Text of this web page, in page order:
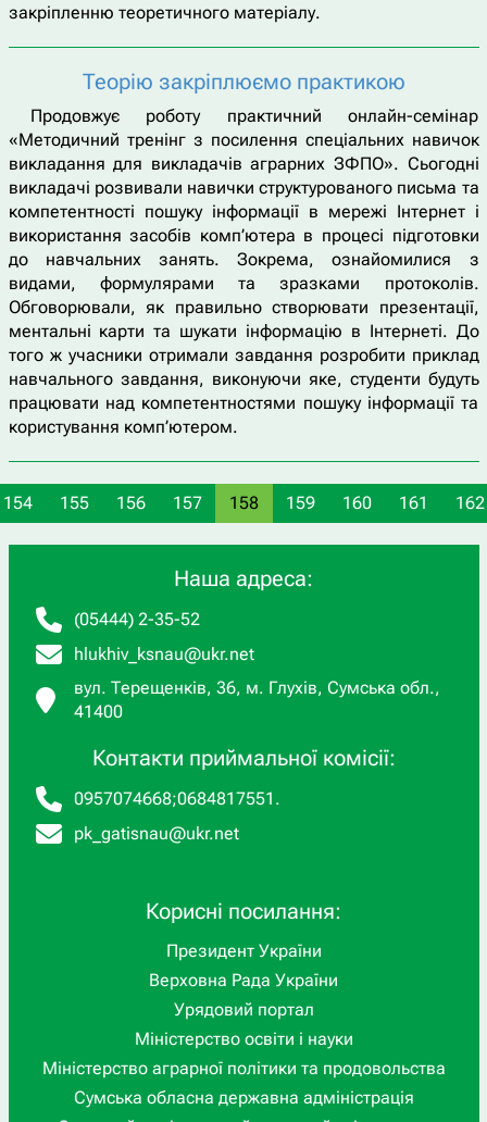
закріпленню теоретичного матеріалу.
Теорію закріплюємо практикою
Продовжує роботу практичний онлайн-семінар
«Методичний тренінг з посилення спеціальних навичок
викладання для викладачів аграрних ЗФПО». Сьогодні
викладачі розвивали навички структурованого письма та
компетентності пошуку інформації в мережі Інтернет і
використання засобів комп’ютера в процесі підготовки
до навчальних занять. Зокрема, ознайомилися з
видами, формулярами та зразками протоколів.
Обговорювали, як правильно створювати презентації,
ментальні карти та шукати інформацію в Інтернеті. До
того ж учасники отримали завдання розробити приклад
навчального завдання, виконуючи яке, студенти будуть
працювати над компетентностями пошуку інформації та
користування комп’ютером.
154 155 156 157 158 159 160 161 162
Наша адреса:
(05444) 2-35-52
hlukhiv_ksnau@ukr.net
вул. Терещенків, 36, м. Глухів, Сумська обл.,
41400
Контакти приймальної комісії:
0957074668;0684817551 .
pk_gatisnau@ukr.net
Корисні посилання:
Президент України
Верховна Рада України
Урядовий портал
Міністерство освіти і науки
Міністерство аграрної політики та продовольства
Сумська обласна державна адміністрація